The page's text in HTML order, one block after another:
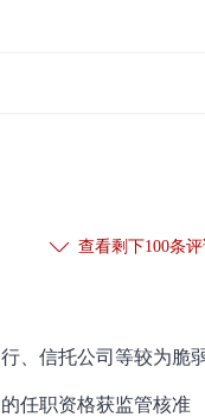
查看剩下100条
任职资格获监管核准